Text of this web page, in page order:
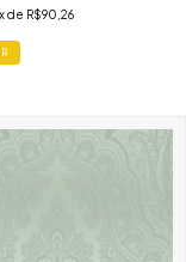
x de R$90,26